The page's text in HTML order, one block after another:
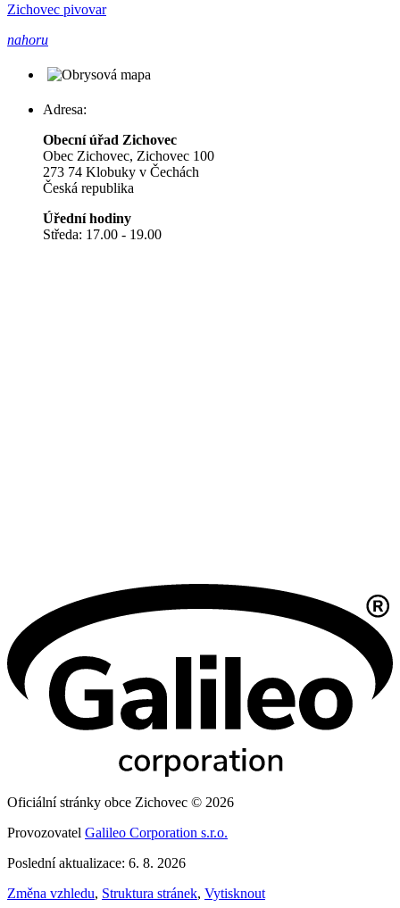
Zichovec pivovar
nahoru
Adresa:
Obecní úřad Zichovec
Obec Zichovec, Zichovec 100
273 74 Klobuky v Čechách
Česká republika
Úřední hodiny
Středa: 17.00 - 19.00
Oficiální stránky obce Zichovec © 2026
Provozovatel Galileo Corporation s.r.o.
Poslední aktualizace: 6. 8. 2026
Změna vzhledu, Struktura stránek, Vytisknout